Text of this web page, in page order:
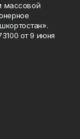
массовой
от 9 июня